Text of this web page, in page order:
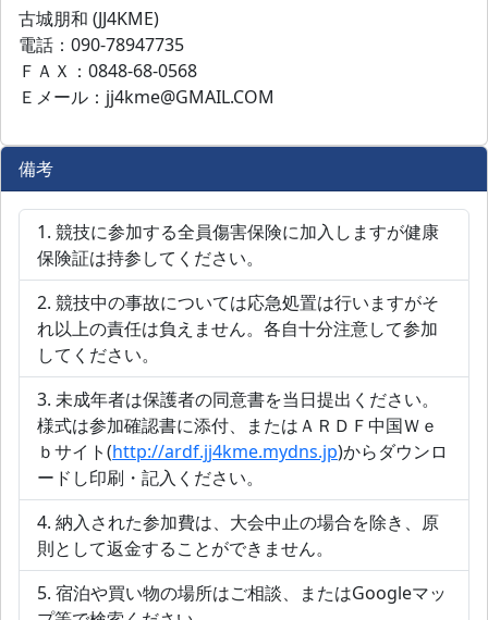
古城朋和 (JJ4KME)
電話：090-78947735
ＦＡＸ：0848-68-0568
Ｅメール：jj4kme@GMAIL.COM
備考
競技に参加する全員傷害保険に加入しますが健康
保険証は持参してください。
競技中の事故については応急処置は行いますがそ
れ以上の責任は負えません。各自十分注意して参加
してください。
未成年者は保護者の同意書を当日提出ください。
様式は参加確認書に添付、またはＡＲＤＦ中国Ｗｅ
ｂサイト(http://ardf.jj4kme.mydns.jp)からダウンロ
ードし印刷・記入ください。
納入された参加費は、大会中止の場合を除き、原
則として返金することができません。
宿泊や買い物の場所はご相談、またはGoogleマッ